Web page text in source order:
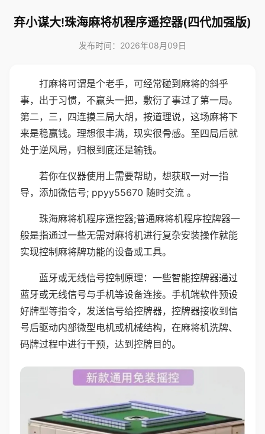
弃小谋大!珠海麻将机程序遥控器(四代加强版)
发布时间：2026年08月09日
打麻将可谓是个老手，可经常碰到麻将的斜乎
事，出于习惯，不赢头一把，敷衍了事过了第一局。
第二，三，四连摸三局大胡，按道理说，这场麻将下
来是稳赢钱。理想很丰满，现实很骨感。至四局后就
处于逆风局，归根到底还是输钱。
若你在仪器使用上需要帮助，想获取一对一指
导，添加微信号; ppyy55670 随时交流 。
珠海麻将机程序遥控器;普通麻将机程序控牌器一
般是指通过一些无需对麻将机进行复杂安装操作就能
实现控制麻将牌功能的设备或工具。
蓝牙或无线信号控制原理：一些智能控牌器通过
蓝牙或无线信号与手机等设备连接。手机端软件预设
好牌型等指令，发送信号给控牌器，控牌器接收到信
号后驱动内部微型电机或机械结构，在麻将机洗牌、
码牌过程中进行干预，达到控牌目的。